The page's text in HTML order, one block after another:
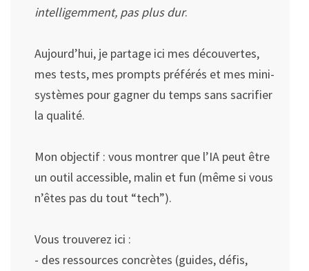
intelligemment, pas plus dur.
Aujourd’hui, je partage ici mes découvertes,
mes tests, mes prompts préférés et mes mini-
systèmes pour gagner du temps sans sacrifier
la qualité.
Mon objectif : vous montrer que l’IA peut être
un outil accessible, malin et fun (même si vous
n’êtes pas du tout “tech”).
Vous trouverez ici :
- des ressources concrètes (guides, défis,